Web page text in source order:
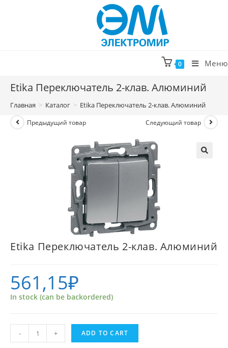
0 Меню
Etika Переключатель 2-клав. Алюминий
Главная > Каталог > Etika Переключатель 2-клав. Алюминий
Предыдущий товар Следующий товар
Etika Переключатель 2-клав. Алюминий
561,15₽
In stock (can be backordered)
Переключатель
- + ADD TO CART